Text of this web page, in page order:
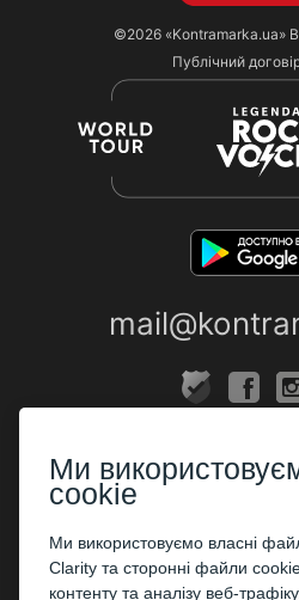
©2026 «Kontramarka.ua»
Публічний
Каси
Ми
cookie
Ми використовуємо власні
Clarity та сторонні файли
контенту та аналізу веб-трафіку.